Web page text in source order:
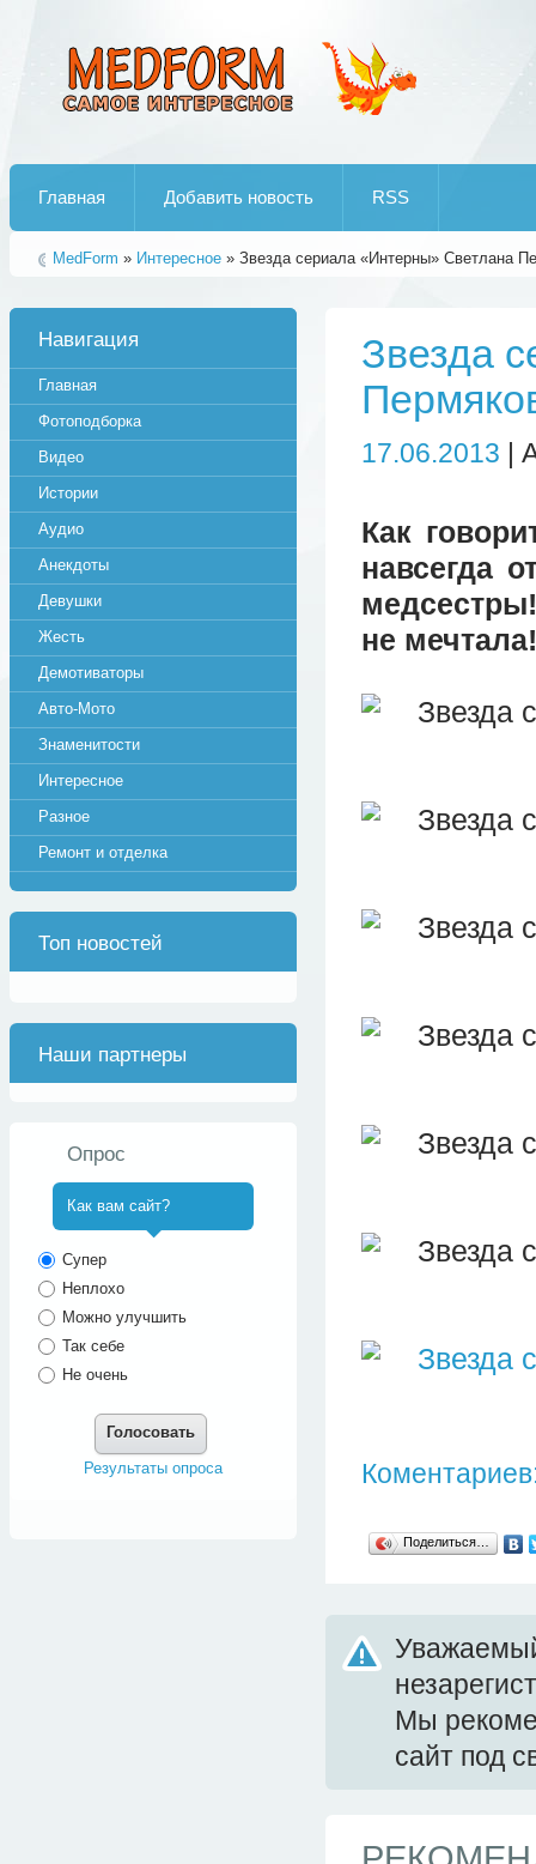
Главная Добавить новость RSS
MedForm » Интересное » Звезда сериала «Интерны» Светлана
Звезда
17.06.2013 |
Как
навсегда
не
Поделиться…
Мы
сайт под
Навигация
Главная
Фотоподборка
Видео
Истории
Аудио
Анекдоты
Девушки
Жесть
Демотиваторы
Авто-Мото
Знаменитости
Интересное
Разное
Ремонт и отделка
Топ новостей
Наши партнеры
Опрос
Как вам сайт?
Супер
Неплохо
Можно улучшить
Так себе
Не очень
Голосовать
Результаты опроса